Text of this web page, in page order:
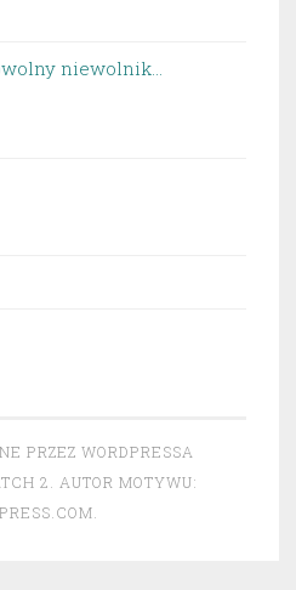
niewolnik…
PRZEZ WORDPRESSA
2. AUTOR MOTYWU: